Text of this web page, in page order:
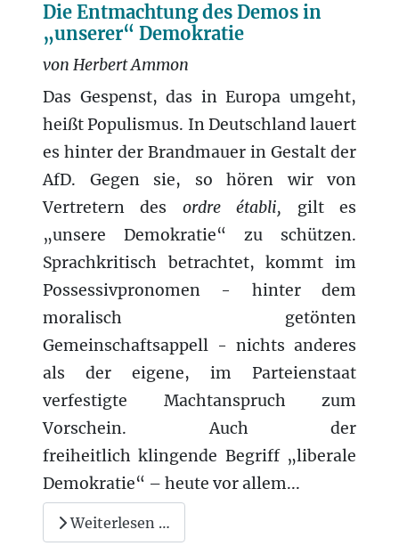
Die Entmachtung des Demos in
„unserer“ Demokratie
von Herbert Ammon
Das Gespenst, das in Europa umgeht,
heißt Populismus. In Deutschland lauert
es hinter der Brandmauer in Gestalt der
AfD. Gegen sie, so hören wir von
Vertretern
des ordre établi, gilt es
„unsere Demokratie“ zu schützen.
Sprachkritisch betrachtet, kommt im
Possessivpronomen - hinter dem
moralisch getönten
Gemeinschaftsappell - nichts anderes
als der eigene, im Parteienstaat
verfestigte Machtanspruch zum
Vorschein. Auch der
freiheitlich klingende Begriff „liberale
Demokratie“ – heute vor allem...
Weiterlesen …